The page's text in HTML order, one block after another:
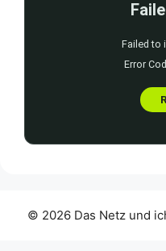
© 2026 Das Netz und